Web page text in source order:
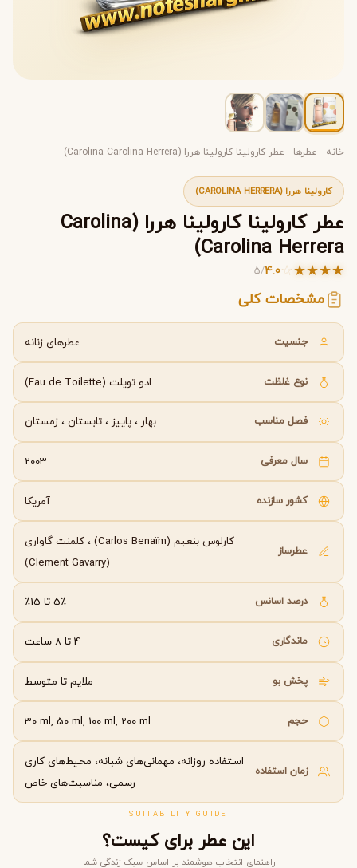
خانه - عطرها - عطر کارولینا کارولینا هررا (Carolina Carolina Herrera)
کارولینا هررا (CAROLINA HERRERA)
عطر کارولینا کارولینا هررا (Carolina
Carolina Herrera)
★
★
★
★
☆
4.0
/
5
مشخصات کلی
جنسیت عطرهای زنانه
نوع غلظت ادو تویلت (Eau de Toilette)
فصل مناسب بهار ، پاییز ، تابستان، زمستان
سال معرفی 2003
کشور سازنده آمریکا
عطرساز
کارلوس بنعیم (Carlos Benaïm) ، کلمنت گاواری
(Clement Gavarry)
درصد اسانس 5٪ تا 15٪
ماندگاری 4 تا 8 ساعت
پخش بو ملایم تا متوسط
حجم 30 ml, 50 ml, 100 ml, 200 ml
زمان استفاده
استفاده روزانه، مهمانی‌های شبانه، محیط‌های کاری
رسمی، مناسبت‌های خاص
SUITABILITY GUIDE
این عطر برای کیست؟
راهنمای انتخاب هوشمند بر اساس سبک زندگی شما